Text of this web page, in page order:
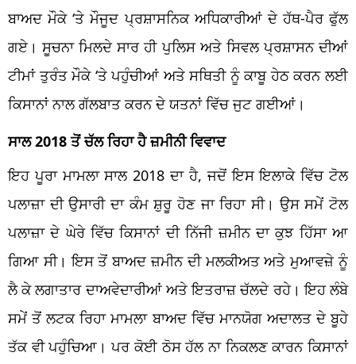
ਬਾਅਦ ਮੌਕੇ ‘ਤੇ ਮੌਜੂਦ ਪ੍ਰਸ਼ਾਸਨਿਕ ਅਧਿਕਾਰੀਆਂ ਦੇ ਹੱਥ-ਪੈਰ ਫੁੱਲ
ਗਏ। ਸੂਚਨਾ ਮਿਲਦੇ ਸਾਰ ਹੀ ਪੁਲਿਸ ਅਤੇ ਸਿਵਲ ਪ੍ਰਸ਼ਾਸਨ ਦੀਆਂ
ਟੀਮਾਂ ਤੁਰੰਤ ਮੌਕੇ ‘ਤੇ ਪਹੁੰਚੀਆਂ ਅਤੇ ਸਥਿਤੀ ਨੂੰ ਕਾਬੂ ਹੇਠ ਕਰਨ ਲਈ
ਕਿਸਾਨਾਂ ਨਾਲ ਗੱਲਬਾਤ ਕਰਨ ਦੇ ਯਤਨਾਂ ਵਿੱਚ ਜੁਟ ਗਈਆਂ।
ਸਾਲ 2018 ਤੋਂ ਚੱਲ ਰਿਹਾ ਹੈ ਜ਼ਮੀਨੀ ਵਿਵਾਦ
ਇਹ ਪੂਰਾ ਮਾਮਲਾ ਸਾਲ 2018 ਦਾ ਹੈ, ਜਦੋਂ ਇਸ ਇਲਾਕੇ ਵਿੱਚ ਟੋਲ
ਪਲਾਜ਼ਾ ਦੀ ਉਸਾਰੀ ਦਾ ਕੰਮ ਸ਼ੁਰੂ ਹੋਣ ਜਾ ਰਿਹਾ ਸੀ। ਉਸ ਸਮੇਂ ਟੋਲ
ਪਲਾਜ਼ਾ ਦੇ ਘੇਰੇ ਵਿੱਚ ਕਿਸਾਨਾਂ ਦੀ ਨਿੱਜੀ ਜ਼ਮੀਨ ਦਾ ਕੁਝ ਹਿੱਸਾ ਆ
ਗਿਆ ਸੀ। ਇਸ ਤੋਂ ਬਾਅਦ ਜ਼ਮੀਨ ਦੀ ਮਲਕੀਅਤ ਅਤੇ ਮੁਆਵਜ਼ੇ ਨੂੰ
ਲੈ ਕੇ ਲਗਾਤਾਰ ਦਾਅਵੇਦਾਰੀਆਂ ਅਤੇ ਇਤਰਾਜ਼ ਚੱਲਦੇ ਰਹੇ। ਇਹ ਲੰਬੇ
ਸਮੇਂ ਤੋਂ ਲਟਕ ਰਿਹਾ ਮਾਮਲਾ ਬਾਅਦ ਵਿੱਚ ਮਾਨਯੋਗ ਅਦਾਲਤ ਦੇ ਬੂਹੇ
ਤੱਕ ਵੀ ਪਹੁੰਚਿਆ। ਪਰ ਕੋਈ ਠੋਸ ਹੱਲ ਨਾ ਨਿਕਲਣ ਕਾਰਨ ਕਿਸਾਨਾਂ